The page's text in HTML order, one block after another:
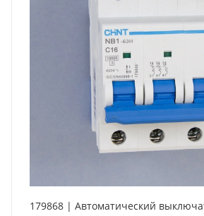
179868 | Автоматический